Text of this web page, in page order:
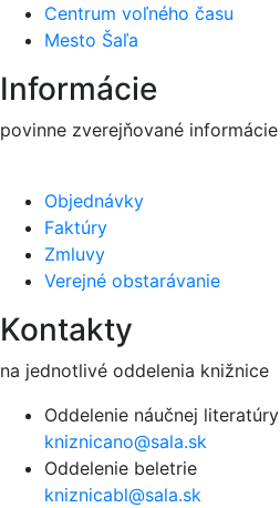
Centrum voľného času
Mesto Šaľa
Informácie
povinne zverejňované informácie
Objednávky
Faktúry
Zmluvy
Verejné obstarávanie
Kontakty
na jednotlivé oddelenia knižnice
Oddelenie náučnej literatúry
kniznicano@sala.sk
Oddelenie beletrie
kniznicabl@sala.sk